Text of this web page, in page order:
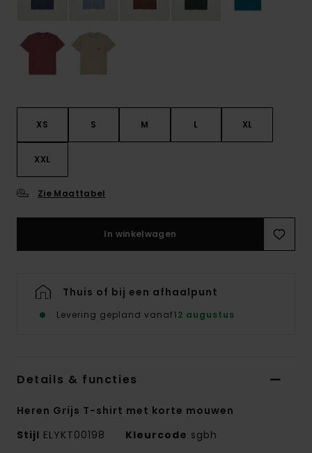
XS S M L XL
XXL
Zie Maattabel
In winkelwagen
Thuis of bij een afhaalpunt
Levering gepland vanaf12 augustus
Details & functies
Heren Grijs T-shirt met korte mouwen
Stijl ELYKT00198 Kleurcode sgbh